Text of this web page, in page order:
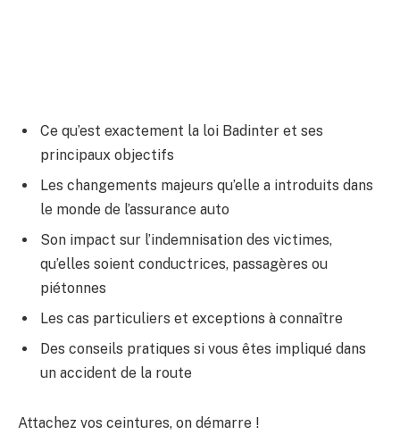
Ce qu’est exactement la loi Badinter et ses
principaux objectifs
Les changements majeurs qu’elle a introduits dans
le monde de l’assurance auto
Son impact sur l’indemnisation des victimes,
qu’elles soient conductrices, passagères ou
piétonnes
Les cas particuliers et exceptions à connaître
Des conseils pratiques si vous êtes impliqué dans
un accident de la route
Attachez vos ceintures, on démarre !